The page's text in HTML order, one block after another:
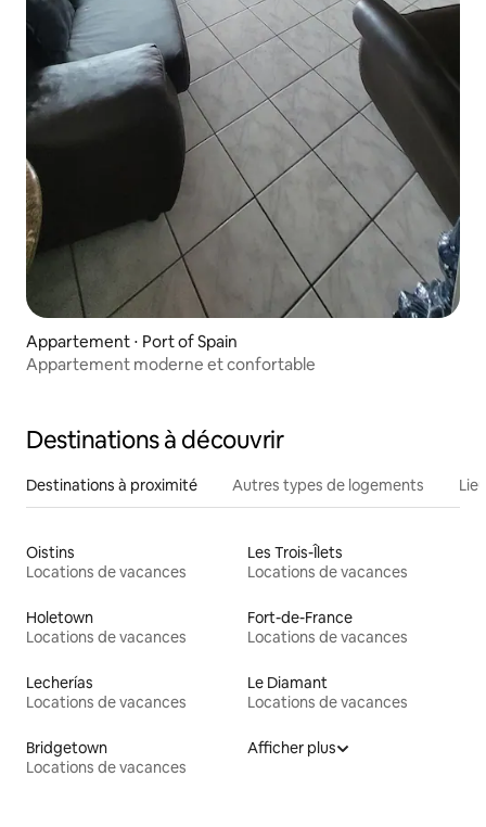
Appartement ⋅ Port of Spain
Appartement moderne et confortable
Destinations à découvrir
Destinations à proximité Autres types de logements
Oistins
Locations de vacances
Les Trois-Îlets
Locations de vacances
Holetown
Locations de vacances
Fort-de-France
Locations de vacances
Lecherías
Locations de vacances
Le Diamant
Locations de vacances
Bridgetown
Locations de vacances
Afficher plus